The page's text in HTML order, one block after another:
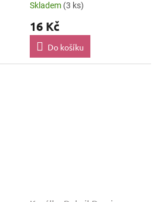
Skladem (3 ks)
16 Kč
Do košíku